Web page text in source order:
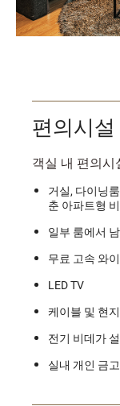
편의시설
객실 내 편의시
거실, 다이닝
춘 아파트형
일부 룸에서
무료 고속 와
LED TV
케이블 및 현
전기 비데가
실내 개인 금고